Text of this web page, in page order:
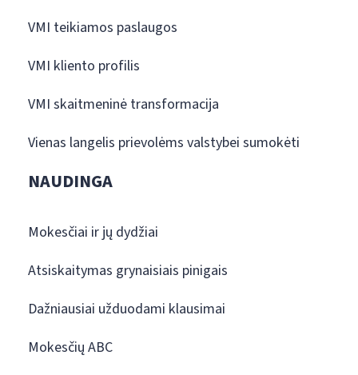
VMI teikiamos paslaugos
VMI kliento profilis
VMI skaitmeninė transformacija
Vienas langelis prievolėms valstybei sumokėti
NAUDINGA
Mokesčiai ir jų dydžiai
Atsiskaitymas grynaisiais pinigais
Dažniausiai užduodami klausimai
Mokesčių ABC